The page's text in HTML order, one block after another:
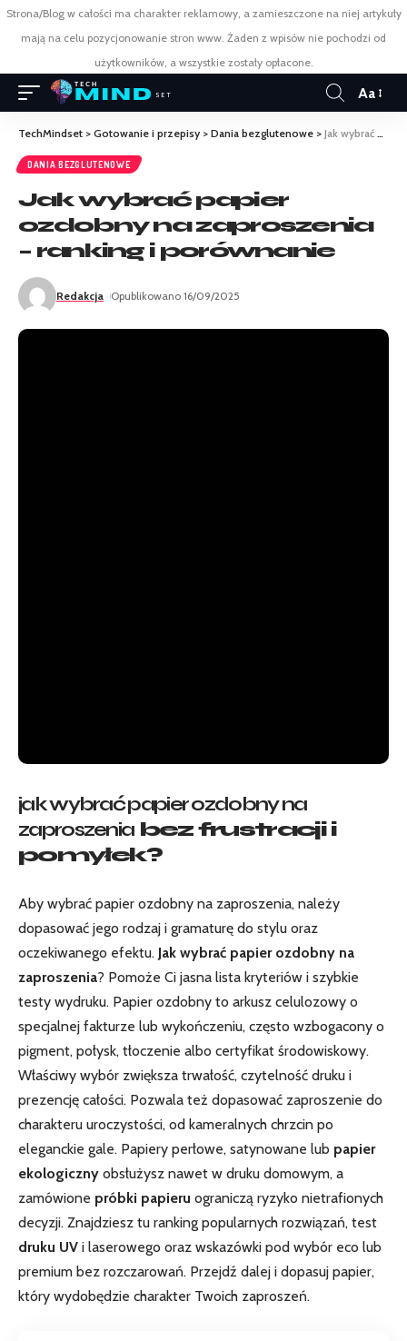
Strona/Blog w całości ma charakter reklamowy, a zamieszczone na niej artykuły
mają na celu pozycjonowanie stron www. Żaden z wpisów nie pochodzi od
użytkowników, a wszystkie zostały opłacone.
Aa
TechMindset > Gotowanie i przepisy > Dania bezglutenowe > Jak wybrać papier ozdobny na zaproszenia – ranking i porównanie
DANIA BEZGLUTENOWE
Jak wybrać papier
ozdobny na zaproszenia
– ranking i porównanie
Redakcja Opublikowano 16/09/2025
jak wybrać papier ozdobny na
zaproszeniabez frustracji i
pomyłek?
Aby wybrać papier ozdobny na zaproszenia, należy
dopasować jego rodzaj i gramaturę do stylu oraz
oczekiwanego efektu. Jak wybrać papier ozdobny na
zaproszenia? Pomoże Ci jasna lista kryteriów i szybkie
testy wydruku. Papier ozdobny to arkusz celulozowy o
specjalnej fakturze lub wykończeniu, często wzbogacony o
pigment, połysk, tłoczenie albo certyfikat środowiskowy.
Właściwy wybór zwiększa trwałość, czytelność druku i
prezencję całości. Pozwala też dopasować zaproszenie do
charakteru uroczystości, od kameralnych chrzcin po
eleganckie gale. Papiery perłowe, satynowane lub papier
ekologiczny obsłużysz nawet w druku domowym, a
zamówione próbki papieru ograniczą ryzyko nietrafionych
decyzji. Znajdziesz tu ranking popularnych rozwiązań, test
druku UV i laserowego oraz wskazówki pod wybór eco lub
premium bez rozczarowań. Przejdź dalej i dopasuj papier,
który wydobędzie charakter Twoich zaproszeń.